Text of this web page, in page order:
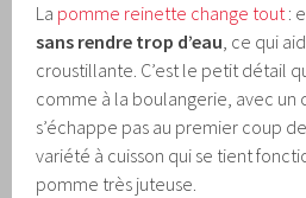
La pomme reinette change tout:
sans rendre trop d’eau, ce qui
croustillante. C’est le petit détail
comme à la boulangerie, avec un
s’échappe pas au premier coup
variété à cuisson qui se tient
pomme très juteuse.